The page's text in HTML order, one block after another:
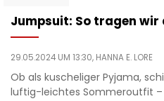
Jumpsuit: So tragen wir
29.05.2024 UM 13:30, HANNA E. LORE
Ob als kuscheliger Pyjama,
luftig-leichtes Sommeroutfit